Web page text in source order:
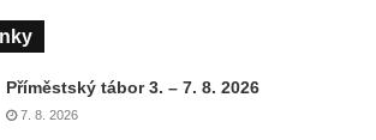
Příměstský tábor 3. – 7. 8. 2026
7. 8. 2026